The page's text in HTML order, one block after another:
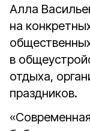
Алла
на
в
отдыха,
праздников.